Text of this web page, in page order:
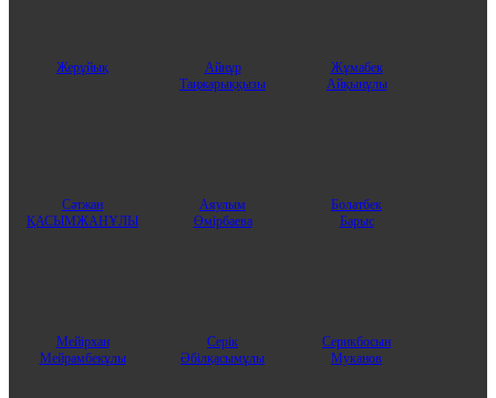
Жерұйық
Айнұр
Таңжарыққызы
Жұмабек
Айқынұлы
Сәтжан
ҚАСЫМЖАНҰЛЫ
Аяулым
Өмірбаева
Болатбек
Барыс
Мейірхан
Мейрамбекұлы
Серік
Әбілқасымұлы
Серикбосын
Муканов